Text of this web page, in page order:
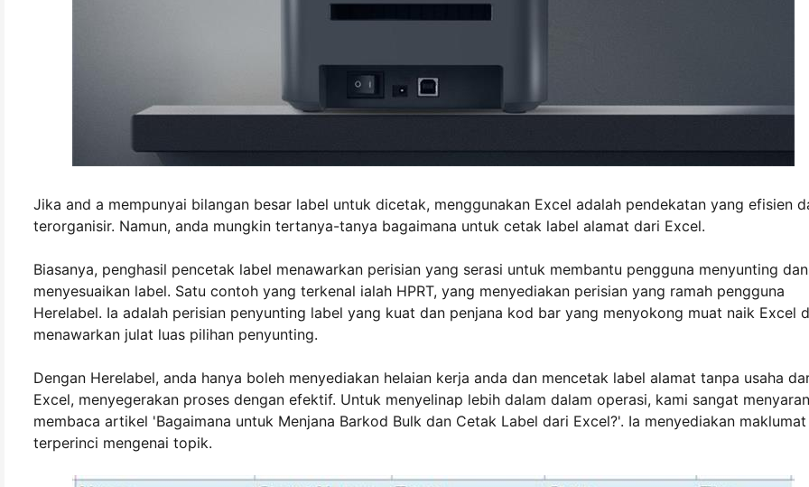
Jika and a mempunyai bilangan besar label untuk dicetak, menggunakan Excel adalah pendekatan yang efisien
terorganisir. Namun, anda mungkin tertanya-tanya bagaimana untuk cetak label alamat dari Excel.
Biasanya, penghasil pencetak label menawarkan perisian yang serasi untuk membantu pengguna menyunting dan
menyesuaikan label. Satu contoh yang terkenal ialah HPRT, yang menyediakan perisian yang ramah pengguna
Herelabel. Ia adalah perisian penyunting label yang kuat dan penjana kod bar yang menyokong muat naik Excel
menawarkan julat luas pilihan penyunting.
Dengan Herelabel, anda hanya boleh menyediakan helaian kerja anda dan mencetak label alamat tanpa usaha
Excel, menyegerakan proses dengan efektif. Untuk menyelinap lebih dalam dalam operasi, kami sangat
membaca artikel 'Bagaimana untuk Menjana Barkod Bulk dan Cetak Label dari Excel?'. Ia menyediakan maklumat
terperinci mengenai topik.